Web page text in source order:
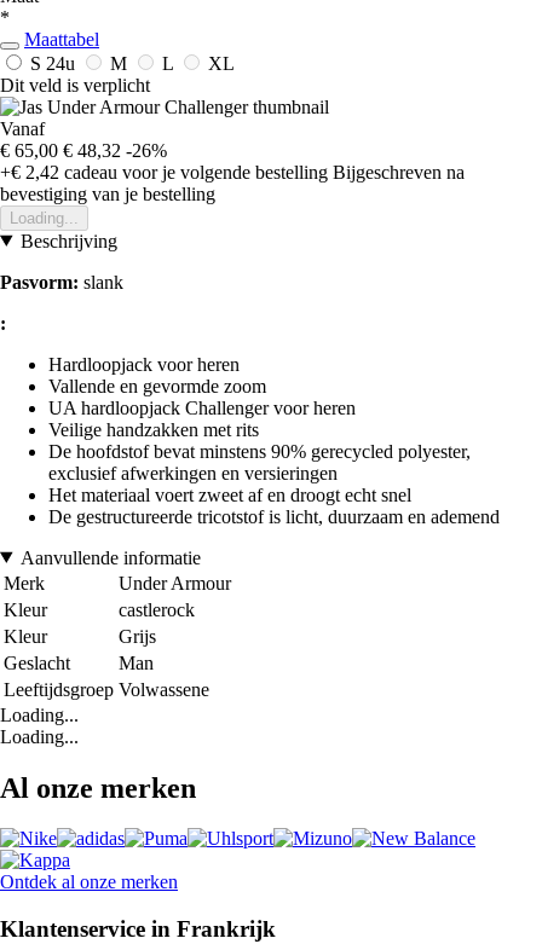
*
Maattabel
S 24u M L
XL
Dit veld is verplicht
Vanaf
€ 65,00 € 48,32 -26%
+€ 2,42 cadeau voor je volgende bestelling Bijgeschreven na
bevestiging van je bestelling
Loading...
Beschrijving
Pasvorm: slank
:
Hardloopjack voor heren
Vallende en gevormde zoom
UA hardloopjack Challenger voor heren
Veilige handzakken met rits
De hoofdstof bevat minstens 90% gerecycled polyester,
exclusief afwerkingen en versieringen
Het materiaal voert zweet af en droogt echt snel
De gestructureerde tricotstof is licht, duurzaam en ademend
Aanvullende informatie
Merk
Under Armour
Kleur
castlerock
Kleur
Grijs
Geslacht
Man
Leeftijdsgroep Volwassene
Loading...
Loading...
Al onze merken
Ontdek al onze merken
Klantenservice in Frankrijk